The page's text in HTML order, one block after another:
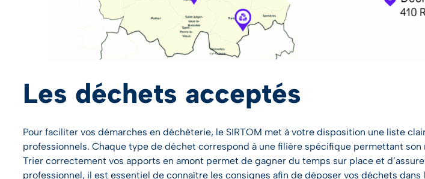
Les déchets acceptés
Pour faciliter vos démarches en déchèterie, le SIRTOM met à votre disposition une liste
professionnels. Chaque type de déchet correspond à une filière spécifique permettant
Trier correctement vos apports en amont permet de gagner du temps sur place et
professionnel, il est essentiel de connaître les consignes afin de déposer vos déchets